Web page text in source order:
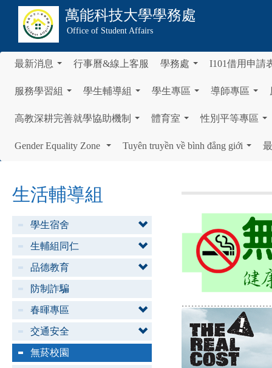
萬能科技大學學務處
Office of Student Affairs
最新消息 行事曆&線上客服 學務處 I101借用申請
服務學習組 學生輔導組 學生專區 導師專區
高教深耕完善就學協助機制 體育室 性別平等專區
Gender Equality Zone
Tuyên truyền về bình đẳng giới
生活輔導組
學生宿舍
生輔組同仁
品德教育
防制詐騙
春暉專區
交通安全
無菸校園